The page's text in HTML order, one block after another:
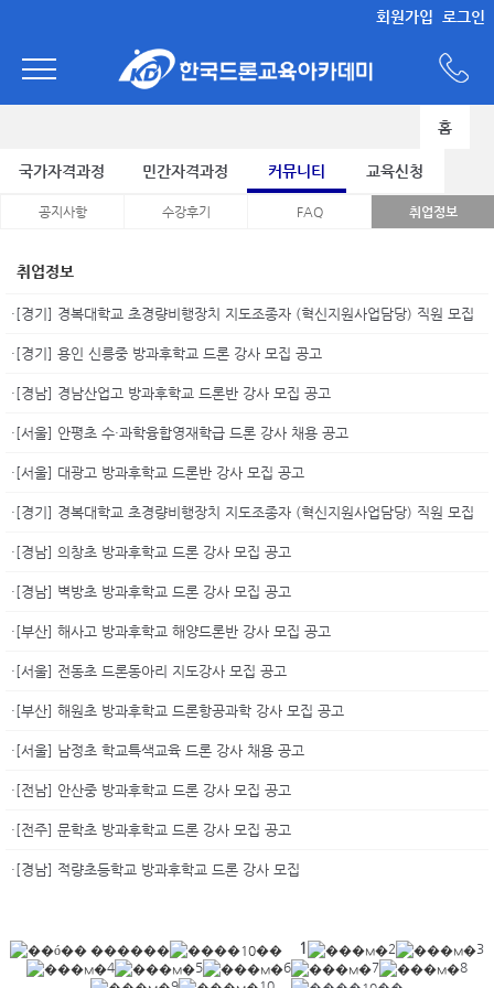
회원가입 로그인
홈
국가자격과정 민간자격과정 커뮤니티 교육신청
공지사항 수강후기 FAQ 취업정보
취업정보
·[경기] 경복대학교 초경량비행장치 지도조종자 (혁신지원사업담당) 직원 모집
·[경기] 용인 신릉중 방과후학교 드론 강사 모집 공고
·[경남] 경남산업고 방과후학교 드론반 강사 모집 공고
·[서울] 안평초 수·과학융합영재학급 드론 강사 채용 공고
·[서울] 대광고 방과후학교 드론반 강사 모집 공고
·[경기] 경복대학교 초경량비행장치 지도조종자 (혁신지원사업담당) 직원 모집
·[경남] 의창초 방과후학교 드론 강사 모집 공고
·[경남] 벽방초 방과후학교 드론 강사 모집 공고
·[부산] 해사고 방과후학교 해양드론반 강사 모집 공고
·[서울] 전동초 드론동아리 지도강사 모집 공고
·[부산] 해원초 방과후학교 드론항공과학 강사 모집 공고
·[서울] 남정초 학교특색교육 드론 강사 채용 공고
·[전남] 안산중 방과후학교 드론 강사 모집 공고
·[전주] 문학초 방과후학교 드론 강사 모집 공고
·[경남] 적량초등학교 방과후학교 드론 강사 모집
1 2
3
4
5 6 7
8